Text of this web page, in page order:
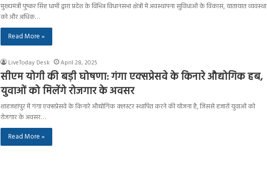
मुख्यमंत्री पुष्कर सिंह धामी द्वारा प्रदेश के विभिन्न विधानसभा क्षेत्रों में अवस्थापना सुविधाओं के विकास, यातायात व्यवस्था
को और अधिक…
Read More »
LiveToday Desk
April 28, 2025
सीएम योगी की बड़ी घोषणा: गंगा एक्सप्रेसवे के किनारे औद्योगिक हब,
युवाओं को मिलेंगे रोजगार के अवसर
शाहजहांपुर में गंगा एक्सप्रेसवे के किनारे औद्योगिक क्लस्टर स्थापित करने की योजना है, जिससे हजारों युवाओं को
रोजगार के अवसर…
Read More »